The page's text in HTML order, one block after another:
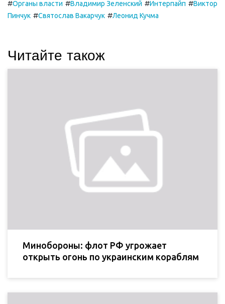
#Органы власти #Владимир Зеленский #Интерпайп #Виктор
Пинчук #Святослав Вакарчук #Леонид Кучма
Читайте також
Минобороны: флот РФ угрожает
открыть огонь по украинским кораблям